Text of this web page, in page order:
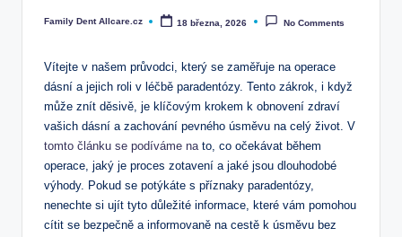
Posted
Family Dent Allcare.cz 18 března, 2026 No Comments
Vítejte v našem průvodci, který se zaměřuje na operace
dásní a jejich roli v léčbě paradentózy. Tento zákrok, i když
může znít děsivě, je klíčovým krokem k obnovení zdraví
vašich dásní a zachování pevného úsměvu na celý život. V
tomto článku se podíváme nato, co očekávat během
operace, jaký je proces zotavení a jaké jsou dlouhodobé
výhody. Pokud se potýkáte s příznaky paradentózy,
nenechte si ujít tyto důležité informace, které vám pomohou
cítit se bezpečně a informovaně na cestě k úsměvu bez